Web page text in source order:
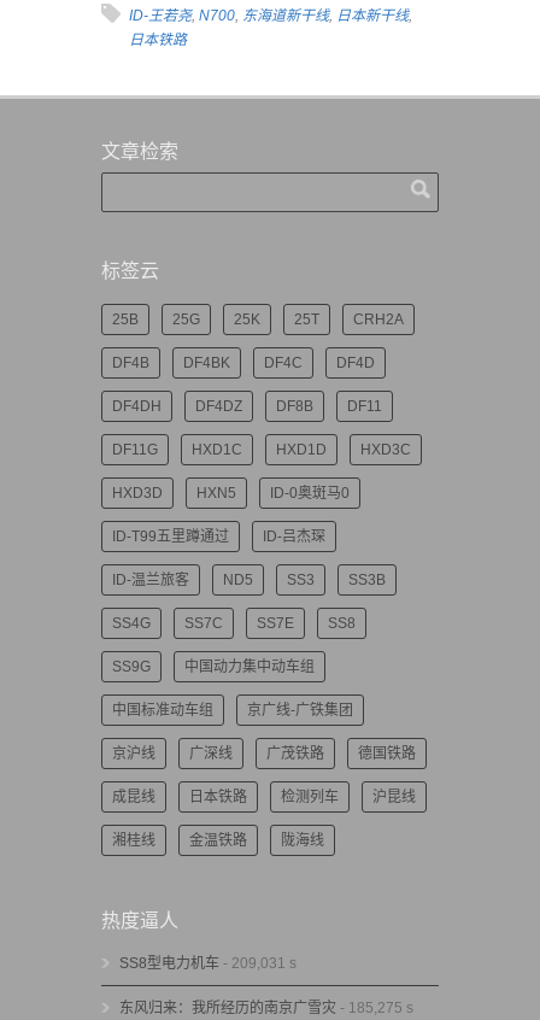
ID-王若尧, N700 东海道新干线, 日本新干线,
日本铁路
文章检索
标签云
25B 25G 25K 25T CRH2A
DF4B DF4BK DF4C DF4D
DF4DH DF4DZ DF8B DF11
DF11G HXD1C HXD1D HXD3C
HXD3D HXN5 ID-0奥斑马0
ID-T99五里蹲通过 ID-吕杰琛
ID-温兰旅客 ND5 SS3 SS3B
SS4G SS7C SS7E SS8
SS9G 中国动力集中动车组
中国标准动车组 京广线-广铁集团
京沪线 广深线 广茂铁路 德国铁路
成昆线 日本铁路 检测列车 沪昆线
湘桂线 金温铁路 陇海线
热度逼人
SS8型电力机车 - 209,031 s
东风归来：我所经历的南京广雪灾 - 185,275 s